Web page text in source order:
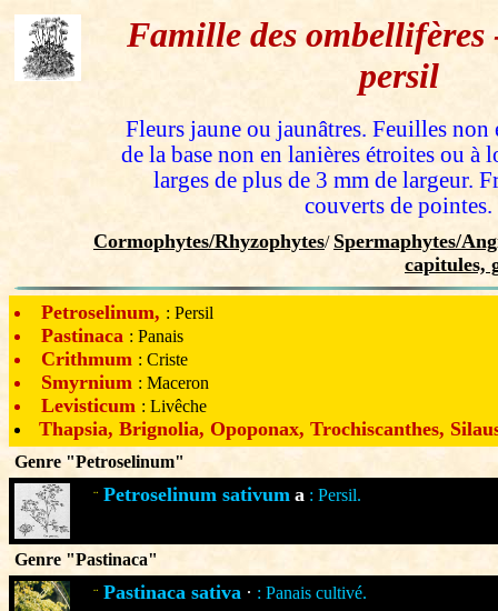
Famille des ombellifères
persil
Fleurs jaune ou jaunâtres. Feuilles non
de la base non en lanières étroites ou à
larges de plus de 3 mm de largeur.
couverts de pointes.
Cormophytes/Rhyzophytes/ Spermaphytes/
capitules,
Petroselinum, : Persil
Pastinaca : Panais
Crithmum : Criste
Smyrnium : Maceron
Levisticum : Livêche
Thapsia, Brignolia, Opoponax, Trochiscanthes,
Genre "Petroselinum"
¨ Petroselinum sativum a : Persil.
Genre "Pastinaca"
¨ Pastinaca sativa · : Panais cultivé.